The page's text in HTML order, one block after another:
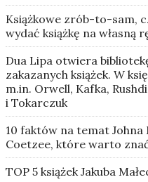
Książkowe zrób-to-sam,
wydać książkę na własną
Dua Lipa otwiera
zakazanych książek. W
m.in. Orwell, Kafka,
i Tokarczuk
10 faktów na temat Johna
Coetzee, które warto
TOP 5 książek Jakuba